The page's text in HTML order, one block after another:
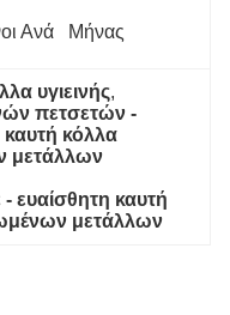
Ανά   Μήνας
υγιεινής,
πετσετών -
καυτή κόλλα
μετάλλων
ευαίσθητη καυτή
μετάλλων